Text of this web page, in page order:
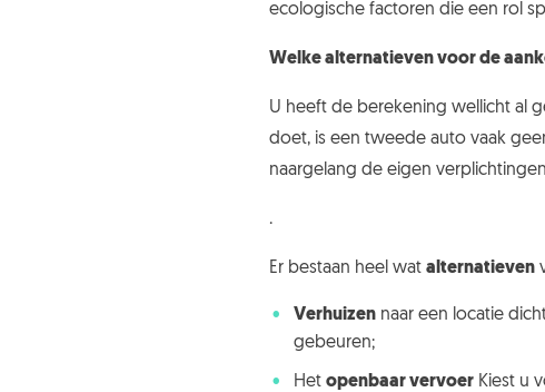
ecologische factoren die een rol
Welke alternatieven voor de
U heeft de berekening wellicht al
doet, is een tweede auto vaak
naargelang de eigen
.
Er bestaan heel wat alternatieven
Verhuizen naar een locatie
gebeuren;
Hetopenbaar vervoer Kiest u